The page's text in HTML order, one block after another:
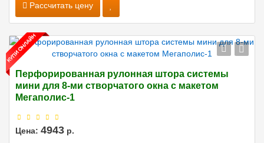
Рассчитать цену
Перфорированная рулонная штора системы
мини для 8-ми створчатого окна с макетом
Мегаполис-1
Цена: 4943 р.